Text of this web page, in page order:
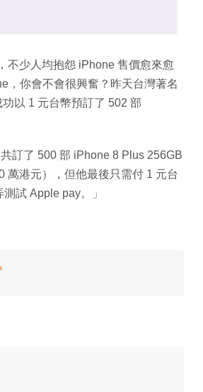
不少人均抱怨 iPhone 售價愈來愈
，你會不會很興奮？昨天台灣著名
以 1 元台幣預訂了 502 部
訂了 500 部 iPhone 8 Plus 256GB
萬港元），但他最後只需付 1 元台
試 Apple pay。」